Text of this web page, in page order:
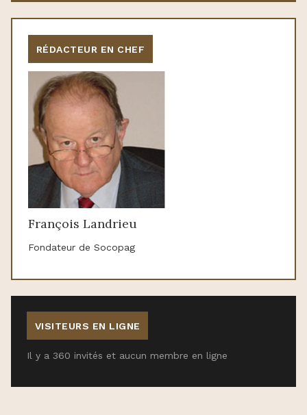
RÉDACTEUR EN CHEF
François Landrieu
Fondateur de Socopag
VISITEURS EN LIGNE
Il y a 360 invités et aucun membre en ligne